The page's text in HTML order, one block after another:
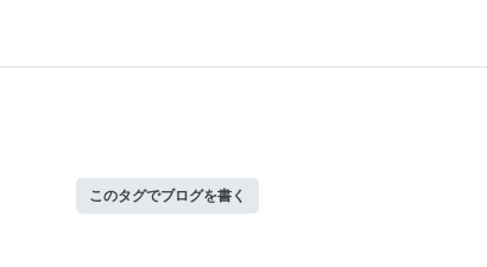
このタグでブログを書く